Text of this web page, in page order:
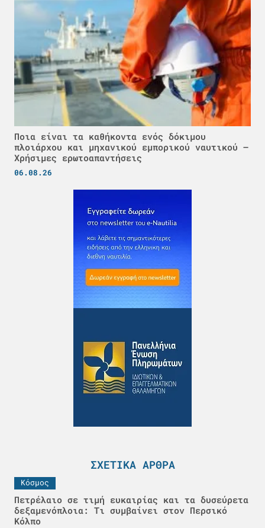
Ποια είναι τα καθήκοντα ενός δόκιμου
πλοιάρχου και μηχανικού εμπορικού ναυτικού –
Χρήσιμες ερωτοαπαντήσεις
06.08.26
ΣΧΕΤΙΚΆ ΆΡΘΡΑ
Κόσμος
Πετρέλαιο σε τιμή ευκαιρίας και τα δυσεύρετα
δεξαμενόπλοια: Τι συμβαίνει στον Περσικό
Κόλπο